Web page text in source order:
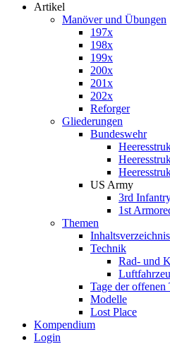
Artikel
Manöver und Übungen
197x
198x
199x
200x
201x
202x
Reforger
Gliederungen
Bundeswehr
US Army
3rd
1st
Themen
Inhaltsverzeichnis
Technik
Rad- und
Tage der offenen
Modelle
Lost Place
Kompendium
Login